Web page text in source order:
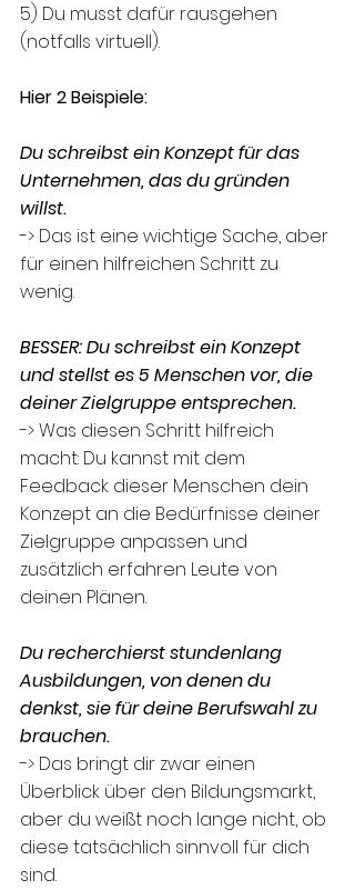
5) Du musst dafür rausgehen
(notfalls virtuell).
Hier 2 Beispiele:
Du schreibst ein Konzept für das
Unternehmen, das du gründen
willst.
-> Das ist eine wichtige Sache, aber
für einen hilfreichen Schritt zu
wenig.
BESSER: Du schreibst ein Konzept
und stellst es 5 Menschen vor, die
deiner Zielgruppe entsprechen.
-> Was diesen Schritt hilfreich
macht: Du kannst mit dem
Feedback dieser Menschen dein
Konzept an die Bedürfnisse deiner
Zielgruppe anpassen und
zusätzlich erfahren Leute von
deinen Plänen.
Du recherchierst stundenlang
Ausbildungen, von denen du
denkst, sie für deine Berufswahl zu
brauchen.
-> Das bringt dir zwar einen
Überblick über den Bildungsmarkt,
aber du weißt noch lange nicht, ob
diese tatsächlich sinnvoll für dich
sind.